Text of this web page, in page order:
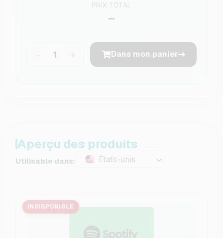
PRIX TOTAL
–
Dans mon panier
Aperçu des produits
Utilisable dans: États-unis
INDISPONIBLE